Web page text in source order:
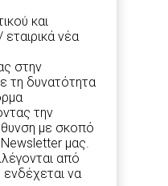
και
εταιρικά νέα
στην
τη δυνατότητα
την
με σκοπό
μας.
από
να